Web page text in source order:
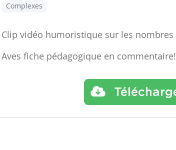
Complexes
Clip vidéo humoristique sur les
Aves fiche pédagogique en commentaire!